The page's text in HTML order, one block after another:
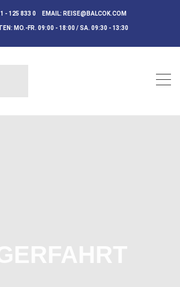
- 125 833 0 EMAIL: REISE@BALCOK.COM
MO.-FR. 09:00 - 18:00 / SA. 09:30 - 13:30